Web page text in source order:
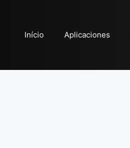
Início Aplicaciones